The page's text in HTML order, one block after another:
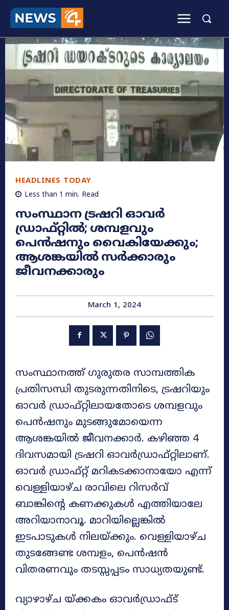
HEADLINES TODAY
Less than 1 min. Read
സംസ്ഥാന ട്രഷറി ഓവർ
ഡ്രാഫ്റ്റിൽ; ശമ്പളവും
പെൻഷനും വൈകിയേക്കും;
ആശങ്കയിൽ സർക്കാരും
ജീവനക്കാരും
March 1, 2024
സംസ്ഥാനത്ത് ഗുരുതര സാമ്പത്തിക
പ്രതിസന്ധി തുടരുന്നതിനിടെ, ട്രഷറിയും
ഓവർ ഡ്രാഫ്റ്റിലായതോടെ ശമ്പളവും
പെൻഷനും മുടങ്ങുമോയെന്ന
ആശങ്കയിൽ ജീവനക്കാർ. കഴിഞ്ഞ 4
ദിവസമായി ട്രഷറി ഓവര്‍ഡ്രാഫ്റ്റിലാണ്.
ഓവര്‍ ഡ്രാഫ്റ്റ് മറികടക്കാനായോ എന്ന്
വെള്ളിയാഴ്ച രാവിലെ റിസര്‍വ്
ബാങ്കിന്റെ കണക്കുകള്‍ എത്തിയാലേ
അറിയാനാവൂ. മാറിയില്ലെങ്കില്‍
ഇടപാടുകള്‍ നിലയ്ക്കും. വെള്ളിയാഴ്ച
തുടങ്ങേണ്ട ശമ്പളം, പെന്‍ഷന്‍
വിതരണവും തടസ്സപ്പടം സാധ്യതയുണ്ട്.
വ്യാഴാഴ്ച യ്ക്കകം ഓവർഡ്രാഫ്ട്